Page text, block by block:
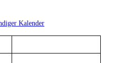
Kalender